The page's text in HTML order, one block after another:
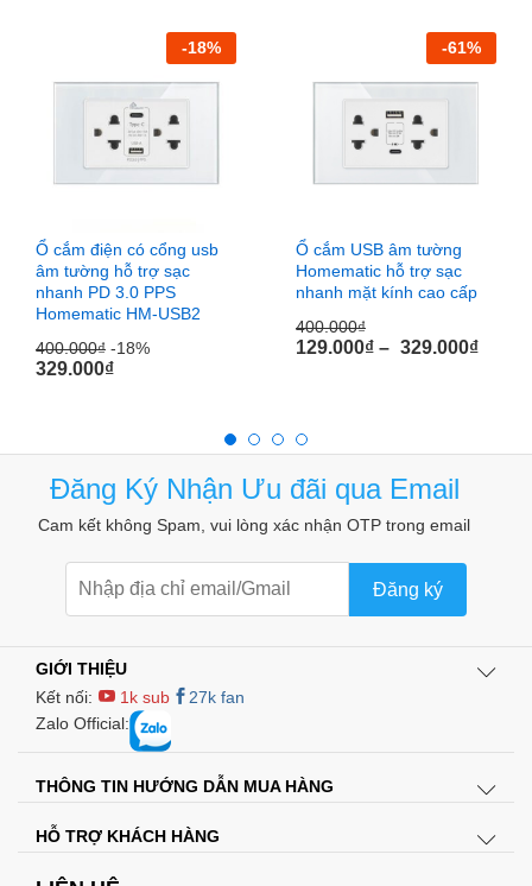
2.Đầu ra:
Đầu ra của Cổng sạc USB có thể tự điều chỉnh theo đúng
cường độ dòng điện thiết bị cắm vào và tối đa chịu được là
LƯU Ý :
-18%
Ổ cắm điện có cổng usb
âm tường hỗ trợ sạc
nhanh PD 3.0 PPS
Homematic HM-USB2
400.000₫ -18%
329.000₫
-61%
Ổ cắm USB âm tường
Homematic hỗ trợ sạc
nhanh mặt kính cao cấp
400.000₫
129.000₫ – 329.000₫
Đăng Ký Nhận Ưu đãi qua Email
Cam kết không Spam, vui lòng xác nhận OTP trong email
Đăng ký
GIỚI THIỆU
Kết nối:
1k sub
27k fan
Zalo Official:
THÔNG TIN HƯỚNG DẪN MUA HÀNG
HỖ TRỢ KHÁCH HÀNG